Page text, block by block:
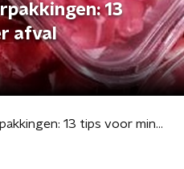
13
afval
Weg met die verpakkingen: 13 tips voor minder afval